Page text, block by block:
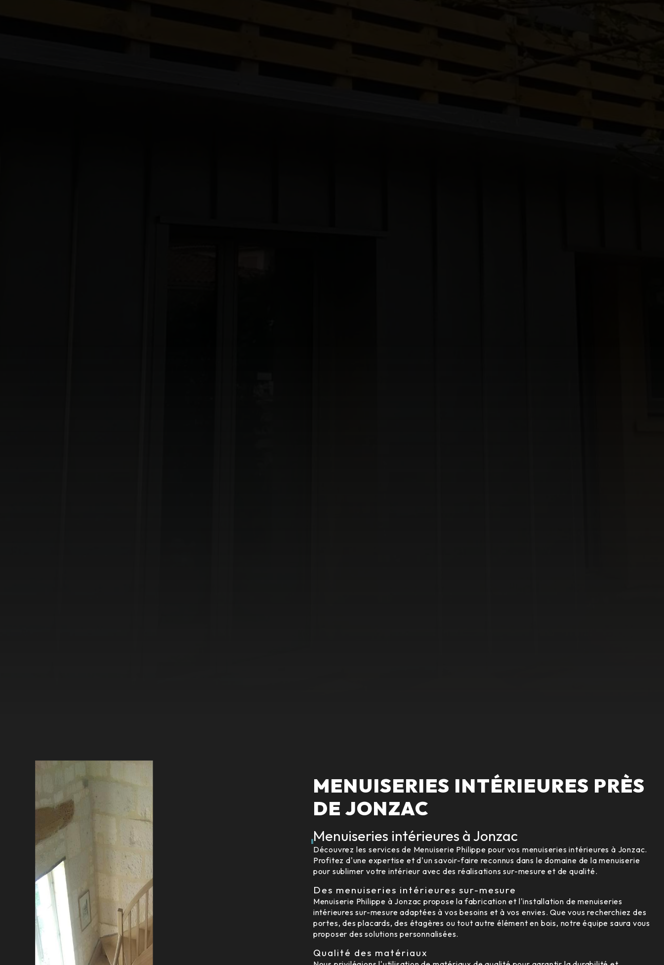
MENUISERIES INTÉRIEURES PRÈS
DE JONZAC
Menuiseries intérieures à Jonzac
Découvrez les services de Menuiserie Philippe pour vos menuiseries intérieures à Jonzac.
Profitez d'une expertise et d'un savoir-faire reconnus dans le domaine de la menuiserie
pour sublimer votre intérieur avec des réalisations sur-mesure et de qualité.
Des menuiseries intérieures sur-mesure
Menuiserie Philippe à Jonzac propose la fabrication et l'installation de menuiseries
intérieures sur-mesure adaptées à vos besoins et à vos envies. Que vous recherchiez des
portes, des placards, des étagères ou tout autre élément en bois, notre équipe saura vous
proposer des solutions personnalisées.
Qualité des matériaux